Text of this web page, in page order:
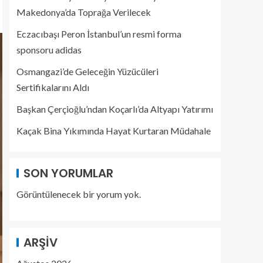
Makedonya’da Toprağa Verilecek
Eczacıbaşı Peron İstanbul’un resmi forma
sponsoru adidas
Osmangazi’de Geleceğin Yüzücüleri
Sertifikalarını Aldı
Başkan Çerçioğlu’ndan Koçarlı’da Altyapı Yatırımı
Kaçak Bina Yıkımında Hayat Kurtaran Müdahale
SON YORUMLAR
Görüntülenecek bir yorum yok.
ARŞIV